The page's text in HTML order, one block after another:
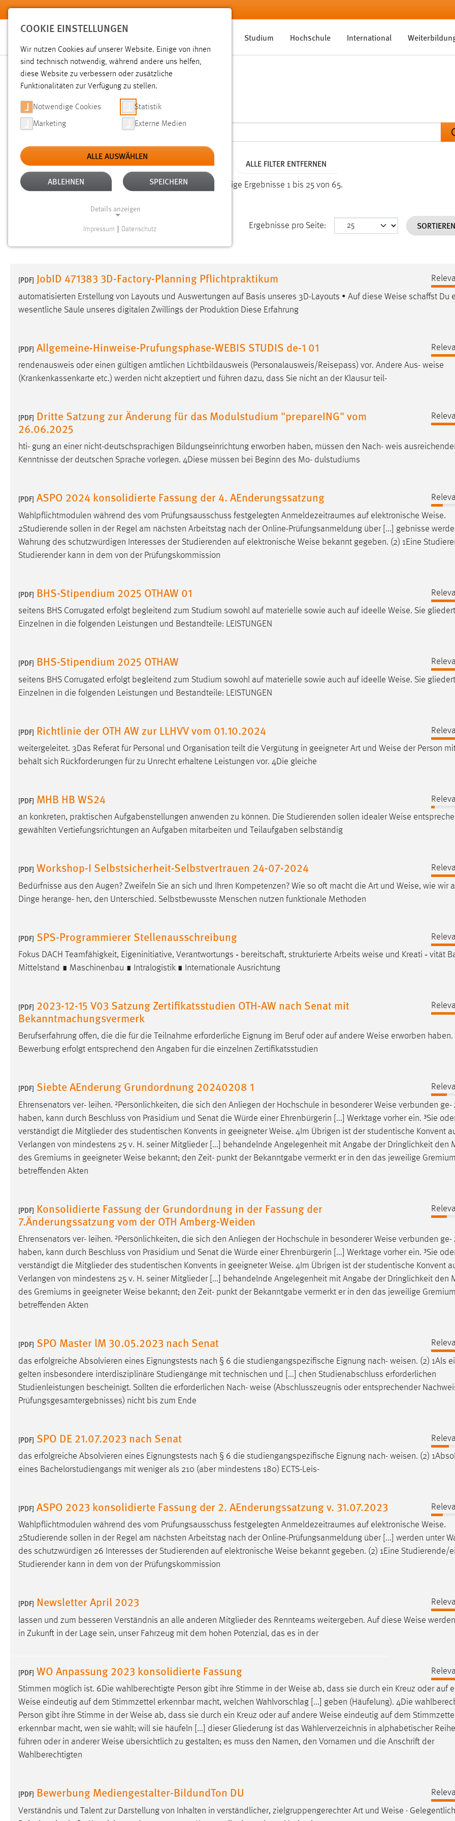
Zum Hauptinhalt springen
Studium Hochschule International
SUCHE
Aktive Filter: TYP: DATEIEN ALTER: ÜBER EIN JAHR ALLE FILTER ENTFERNEN
Gesucht nach "weis". Es wurden 65 Ergebnisse gefunden. Zeige Ergebnisse 1 bis 25 von 65.
Ergebnisse pro Seite:
[PDF] JobID 471383 3D-Factory-Planning Pflichtpraktikum
automatisierten Erstellung von Layouts und Auswertungen auf Basis unseres 3D-Layouts • Auf diese Weise schaffst Du
wesentliche Säule unseres digitalen Zwillings der Produktion Diese Erfahrung
[PDF] Allgemeine-Hinweise-Prufungsphase-WEBIS STUDIS de-1 01
rendenausweis oder einen gültigen amtlichen Lichtbildausweis (Personalausweis/Reisepass) vor. Andere Aus- weise
(Krankenkassenkarte etc.) werden nicht akzeptiert und führen dazu, dass Sie nicht an der Klausur teil-
[PDF] Dritte Satzung zur Änderung für das Modulstudium "prepareING" vom
26.06.2025
hti- gung an einer nicht-deutschsprachigen Bildungseinrichtung erworben haben, müssen den Nach- weis
Kenntnisse der deutschen Sprache vorlegen. 4Diese müssen bei Beginn des Mo- dulstudiums
[PDF] ASPO 2024 konsolidierte Fassung der 4. AEnderungssatzung
Wahlpflichtmodulen während des vom Prüfungsausschuss festgelegten Anmeldezeitraumes auf elektronische Weise.
2Studierende sollen in der Regel am nächsten Arbeitstag nach der Online-Prüfungsanmeldung über [...] gebnisse
Wahrung des schutzwürdigen Interesses der Studierenden auf elektronische Weise bekannt gegeben. (2) 1Eine
Studierender kann in dem von der Prüfungskommission
[PDF] BHS-Stipendium 2025 OTHAW 01
seitens BHS Corrugated erfolgt begleitend zum Studium sowohl auf materielle sowie auch auf ideelle Weise. Sie
Einzelnen in die folgenden Leistungen und Bestandteile: LEISTUNGEN
[PDF] BHS-Stipendium 2025 OTHAW
seitens BHS Corrugated erfolgt begleitend zum Studium sowohl auf materielle sowie auch auf ideelle Weise. Sie
Einzelnen in die folgenden Leistungen und Bestandteile: LEISTUNGEN
[PDF] Richtlinie der OTH AW zur LLHVV vom 01.10.2024
weitergeleitet. 3Das Referat für Personal und Organisation teilt die Vergütung in geeigneter Art und Weise der Person
behält sich Rückforderungen für zu Unrecht erhaltene Leistungen vor. 4Die gleiche
[PDF] MHB HB WS24
an konkreten, praktischen Aufgabenstellungen anwenden zu können. Die Studierenden sollen idealerWeise
gewählten Vertiefungsrichtungen an Aufgaben mitarbeiten und Teilaufgaben selbständig
[PDF] Workshop-I Selbstsicherheit-Selbstvertrauen 24-07-2024
Bedürfnisse aus den Augen? Zweifeln Sie an sich und Ihren Kompetenzen? Wie so oft macht die Art und Weise, wie wir
Dinge herange- hen, den Unterschied. Selbstbewusste Menschen nutzen funktionale Methoden
[PDF] SPS-Programmierer Stellenausschreibung
Fokus DACH Teamfähigkeit, Eigeninitiative, Verantwortungs ​‐ bereitschaft, strukturierte Arbeits ​ weise und Kreati ​‐ vität
Mittelstand ∎ Maschinenbau ∎ Intralogistik ∎ Internationale Ausrichtung
[PDF] 2023-12-15 V03 Satzung Zertifikatsstudien OTH-AW nach Senat mit
Bekanntmachungsvermerk
Berufserfahrung offen, die die für die Teilnahme erforderliche Eignung im Beruf oder auf andere Weise erworben haben.
Bewerbung erfolgt entsprechend den Angaben für die einzelnen Zertifikatsstudien
[PDF] Siebte AEnderung Grundordnung 20240208 1
Ehrensenators ver- leihen. ²Persönlichkeiten, die sich den Anliegen der Hochschule in besondererWeise verbunden ge-
haben, kann durch Beschluss von Präsidium und Senat die Würde einer Ehrenbürgerin [...] Werktage vorher ein. ³Sie
verständigt die Mitglieder des studentischen Konvents in geeigneterWeise. 4Im Übrigen ist der studentische Konvent
Verlangen von mindestens 25 v. H. seiner Mitglieder [...] behandelnde Angelegenheit mit Angabe der Dringlichkeit den
des Gremiums in geeigneterWeise bekannt; den Zeit- punkt der Bekanntgabe vermerkt er in den das jeweilige Gremium
betreffenden Akten
[PDF] Konsolidierte Fassung der Grundordnung in der Fassung der
7.Änderungssatzung vom der OTH Amberg-Weiden
Ehrensenators ver- leihen. ²Persönlichkeiten, die sich den Anliegen der Hochschule in besondererWeise verbunden ge-
haben, kann durch Beschluss von Präsidium und Senat die Würde einer Ehrenbürgerin [...] Werktage vorher ein. ³Sie
verständigt die Mitglieder des studentischen Konvents in geeigneterWeise. 4Im Übrigen ist der studentische Konvent
Verlangen von mindestens 25 v. H. seiner Mitglieder [...] behandelnde Angelegenheit mit Angabe der Dringlichkeit den
des Gremiums in geeigneterWeise bekannt; den Zeit- punkt der Bekanntgabe vermerkt er in den das jeweilige Gremium
betreffenden Akten
[PDF] SPO Master lM 30.05.2023 nach Senat
das erfolgreiche Absolvieren eines Eignungstests nach § 6 die studiengangspezifische Eignung nach- weisen. (2) 1Als
gelten insbesondere interdisziplinäre Studiengänge mit technischen und [...] chen Studienabschluss erforderlichen
Studienleistungen bescheinigt. Sollten die erforderlichen Nach- weise (Abschlusszeugnis oder entsprechender
Prüfungsgesamtergebnisses) nicht bis zum Ende
[PDF] SPO DE 21.07.2023 nach Senat
das erfolgreiche Absolvieren eines Eignungstests nach § 6 die studiengangspezifische Eignung nach- weisen. (2)
eines Bachelorstudiengangs mit weniger als 210 (aber mindestens 180) ECTS-Leis-
[PDF] ASPO 2023 konsolidierte Fassung der 2. AEnderungssatzung v. 31.07.2023
Wahlpflichtmodulen während des vom Prüfungsausschuss festgelegten Anmeldezeitraumes auf elektronische Weise.
2Studierende sollen in der Regel am nächsten Arbeitstag nach der Online-Prüfungsanmeldung über [...] werden unter
des schutzwürdigen 26 Interesses der Studierenden auf elektronische Weise bekannt gegeben. (2) 1Eine Studierende/
Studierender kann in dem von der Prüfungskommission
[PDF] Newsletter April 2023
lassen und zum besseren Verständnis an alle anderen Mitglieder des Rennteams weitergeben. Auf diese Weise
in Zukunft in der Lage sein, unser Fahrzeug mit dem hohen Potenzial, das es in der
[PDF] WO Anpassung 2023 konsolidierte Fassung
Stimmen möglich ist. 6Die wahlberechtigte Person gibt ihre Stimme in derWeise ab, dass sie durch ein Kreuz oder auf
Weise eindeutig auf dem Stimmzettel erkennbar macht, welchen Wahlvorschlag [...] geben (Häufelung). 4Die
Person gibt ihre Stimme in derWeise ab, dass sie durch ein Kreuz oder auf andere Weise eindeutig auf dem
erkennbar macht, wen sie wählt; will sie häufeln [...] dieser Gliederung ist das Wählerverzeichnis in alphabetischer
führen oder in andererWeise übersichtlich zu gestalten; es muss den Namen, den Vornamen und die Anschrift der
Wahlberechtigten
[PDF] Bewerbung Mediengestalter-BildundTon DU
Verständnis und Talent zur Darstellung von Inhalten in verständlicher, zielgruppengerechter Art und Weise ·
COOKIE EINSTELLUNGEN
Wir nutzen Cookies auf unserer Website. Einige von ihnen
sind technisch notwendig, während andere uns helfen,
diese Website zu verbessern oder zusätzliche
Funktionalitäten zur Verfügung zu stellen.
Notwendige Cookies Statistik
Marketing Externe Medien
ALLE AUSWÄHLEN
ABLEHNEN SPEICHERN
Details anzeigen
Website erforderlich.
Einverständnis
Zweck:
Dieser Cookie speichert die
ausgewählten Einverständnis-Optionen
des Benutzers
Cookie Laufzeit: 1 Jahr
Performance
Name:
Zweck:
Für performante Seitenauslieferung wird
in diesem Cookie gespeichert, ob man
Sprachpräferenz
Name: site-language-preference
Zweck:
Das Cookie speichert die gewählte
Sprache der Website.
Name:
MibewSessionID, MIBEW_UserID,
Zweck:
Wird benötigt um die Chatfunktion
nutzen zu können.
Cookie Laufzeit: MibewSessionID, mibew-chat-frame-
Jahre, MIBEW_UserID = 1 Jahr
Login
Zweck:
Dieser Cookie ist notwendig um sich an
Cookie Laufzeit: 24 Stunden
STATISTIK
Statistik Cookies erfassen Informationen anonym.
Diese Informationen helfen uns zu verstehen, wie
Matomo
Name: _pk_ref, _pk_cvar, _pk_id, _pk_ses
Zweck: Zugriffsstatistik
MARKETING
Marketing Cookies werden von Drittanbietern
hinweg verfolgen.
Google Ads
Name: _gcl_au
Anbieter: Google Ireland Limited
Zweck:
Facebook Pixel
Name: _fbp
Anbieter: Facebook
Zweck: Conversion-Tracking
Cookie Laufzeit: 3 Monate
EXTERNE MEDIEN
Plattformen anzeigen zu können, werden von diesen
externen Medien Cookies gesetzt.
YouTube
Vimeo
Impressum Datenschutz